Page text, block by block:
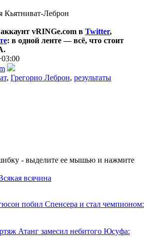
Кьятниват-Леброн
vRINGe.com в Twitter,
: в одной ленте — всё, что стоит
, Грегорио Леброн, результаты
- выделите ее мышью и нажмите
всячина
побил Спенсера и стал чемпионом:
Атанг замесил небитого Юсуфа: